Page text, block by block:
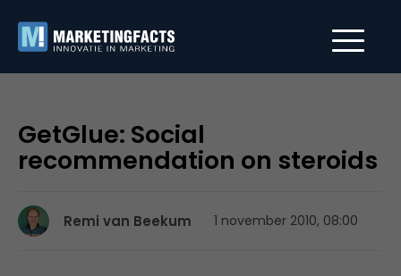
GetGlue: Social
recommendation on steroids
Remi van Beekum 1 november 2010, 08:00